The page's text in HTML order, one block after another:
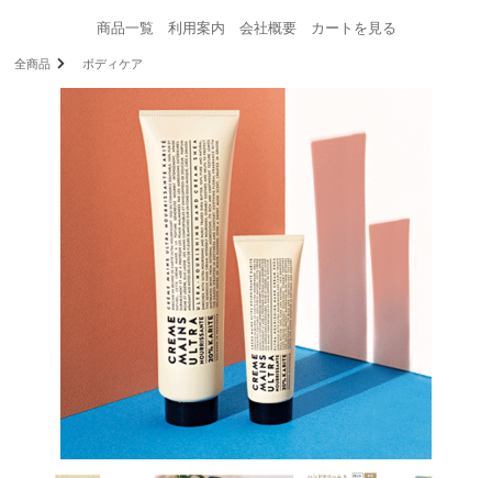
商品一覧 利用案内 会社概要 カートを見る
全商品 ボディケア